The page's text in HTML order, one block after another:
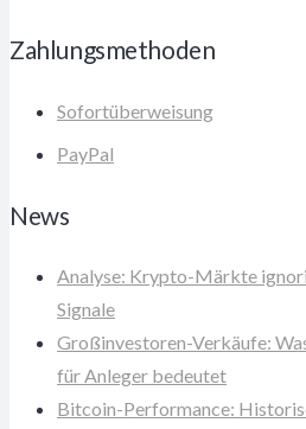
Zahlungsmethoden
Sofortüberweisung
PayPal
News
Analyse: Krypto-Märkte
Signale
Großinvestoren-Verkäufe:
für Anleger bedeutet
Bitcoin-Performance: